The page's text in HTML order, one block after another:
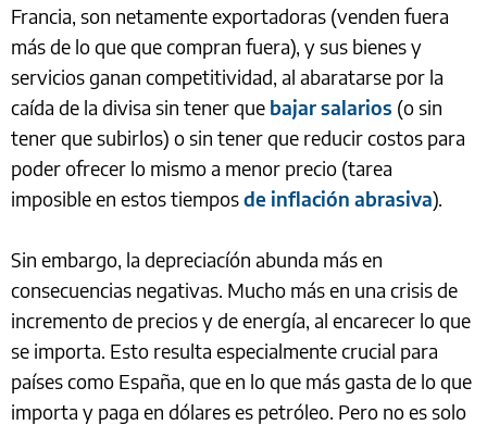
Francia, son netamente exportadoras (venden fuera
más de lo que que compran fuera), y sus bienes y
servicios ganan competitividad, al abaratarse por la
caída de la divisa sin tener que bajar salarios (o sin
tener que subirlos) o sin tener que reducir costos para
poder ofrecer lo mismo a menor precio (tarea
imposible en estos tiemposde inflación abrasiva).
Sin embargo, la depreciacíón abunda más en
consecuencias negativas. Mucho más en una crisis de
incremento de precios y de energía, al encarecer lo que
se importa. Esto resulta especialmente crucial para
países como España, que en lo que más gasta de lo que
importa y paga en dólares es petróleo. Pero no es solo